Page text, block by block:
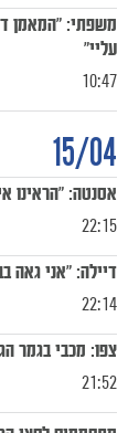
משחקים
ותוצאות
10:47
משפתי: ״המאמן
עליי״
15/04
22:15
אסנטה: "הראינו
22:14
דיילה: "אני גאה
21:52
צפו: מכבי בגמר הגביע